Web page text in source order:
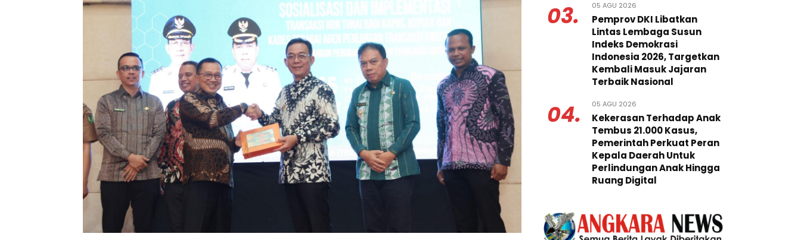
03. 05 AGU 2026
Pemprov DKI Libatkan
Lintas Lembaga Susun
Indeks Demokrasi
Indonesia 2026, Targetkan
Kembali Masuk Jajaran
Terbaik Nasional
04. 05 AGU 2026
Kekerasan Terhadap Anak
Tembus 21.000 Kasus,
Pemerintah Perkuat Peran
Kepala Daerah Untuk
Perlindungan Anak Hingga
Ruang Digital